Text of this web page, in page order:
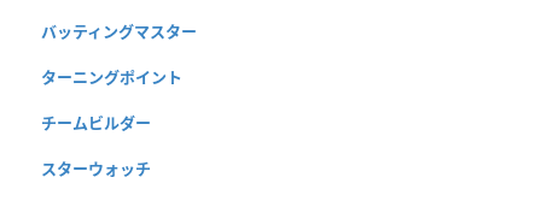
バッティングマスター
ターニングポイント
チームビルダー
スターウォッチ